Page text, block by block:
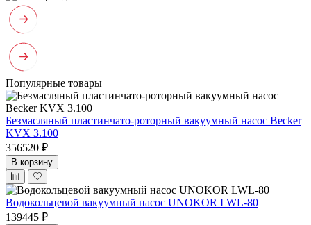
Популярные товары
Безмасляный пластинчато-роторный вакуумный насос Becker
KVX 3.100
356520 ₽
В корзину
Водокольцевой вакуумный насос UNOKOR LWL-80
139445 ₽